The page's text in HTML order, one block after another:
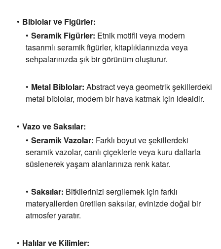
Biblolar ve Figürler:
Seramik Figürler: Etnik motifli veya modern
tasarımlı seramik figürler, kitaplıklarınızda veya
sehpalarınızda şık bir görünüm oluşturur.
Metal Biblolar: Abstract veya geometrik şekillerdeki
metal biblolar, modern bir hava katmak için idealdir.
Vazo ve Saksılar:
Seramik Vazolar: Farklı boyut ve şekillerdeki
seramik vazolar, canlı çiçeklerle veya kuru dallarla
süslenerek yaşam alanlarınıza renk katar.
Saksılar: Bitkilerinizi sergilemek için farklı
materyallerden üretilen saksılar, evinizde doğal bir
atmosfer yaratır.
Halılar ve Kilimler: